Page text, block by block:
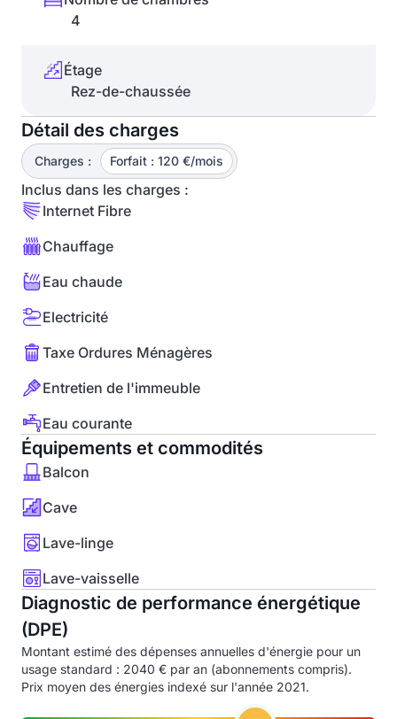
4
Étage
Rez-de-chaussée
Détail des charges
Charges : Forfait : 120 €/mois
Inclus dans les charges :
Internet Fibre
Chauffage
Eau chaude
Electricité
Taxe Ordures Ménagères
Entretien de l'immeuble
Eau courante
Équipements et commodités
Balcon
Cave
Lave-linge
Lave-vaisselle
Diagnostic de performance énergétique
(DPE)
Montant estimé des dépenses annuelles d'énergie pour un
usage standard : 2040 € par an (abonnements compris).
Prix moyen des énergies indexé sur l'année 2021.